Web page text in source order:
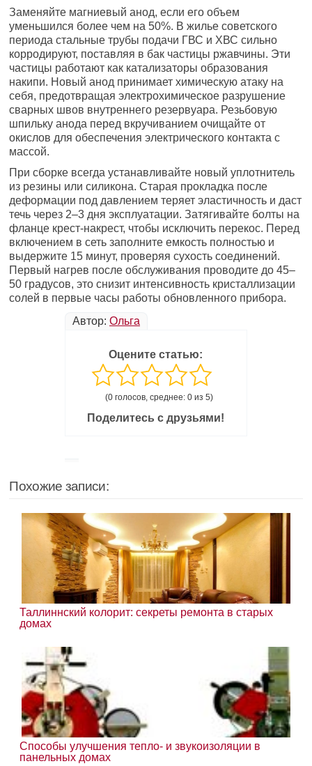
Заменяйте магниевый анод, если его объем
уменьшился более чем на 50%. В жилье советского
периода стальные трубы подачи ГВС и ХВС сильно
корродируют, поставляя в бак частицы ржавчины. Эти
частицы работают как катализаторы образования
накипи. Новый анод принимает химическую атаку на
себя, предотвращая электрохимическое разрушение
сварных швов внутреннего резервуара. Резьбовую
шпильку анода перед вкручиванием очищайте от
окислов для обеспечения электрического контакта с
массой.
При сборке всегда устанавливайте новый уплотнитель
из резины или силикона. Старая прокладка после
деформации под давлением теряет эластичность и даст
течь через 2–3 дня эксплуатации. Затягивайте болты на
фланце крест-накрест, чтобы исключить перекос. Перед
включением в сеть заполните емкость полностью и
выдержите 15 минут, проверяя сухость соединений.
Первый нагрев после обслуживания проводите до 45–
50 градусов, это снизит интенсивность кристаллизации
солей в первые часы работы обновленного прибора.
Автор: Ольга
Оцените статью:
(0 голосов, среднее: 0 из 5)
Поделитесь с друзьями!
Похожие записи:
Таллиннский колорит: секреты ремонта в старых
домах
Способы улучшения тепло- и звукоизоляции в
панельных домах